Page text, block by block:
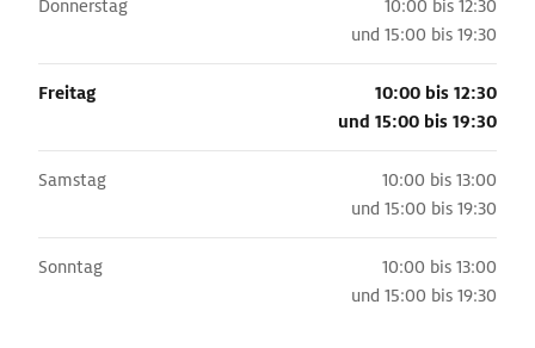
Donnerstag
10:00 bis 12:30
und 15:00 bis 19:30
Freitag
10:00 bis 12:30
und 15:00 bis 19:30
Samstag
10:00 bis 13:00
und 15:00 bis 19:30
Sonntag
10:00 bis 13:00
und 15:00 bis 19:30